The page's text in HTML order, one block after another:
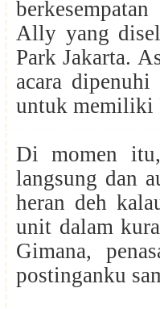
Ally yang
Park Jakarta.
acara dipenuhi
untuk
Di momen
langsung dan
heran deh
unit dalam
Gimana,
postinganku